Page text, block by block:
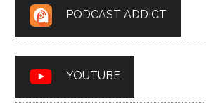
PODCAST ADDICT
YOUTUBE